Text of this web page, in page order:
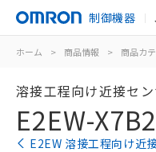
制御機器
ホーム > 商品情報 > 商品カ
溶接工程向け近接セ
E2EW-
E2EW 溶接工程向け近